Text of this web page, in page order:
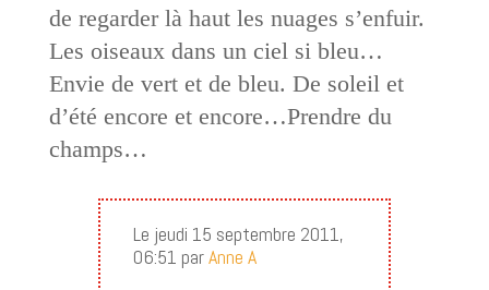
de regarder là haut les nuages s’enfuir.
Les oiseaux dans un ciel si bleu…
Envie de vert et de bleu. De soleil et
d’été encore et encore…Prendre du
champs…
Le jeudi 15 septembre 2011,
06:51 parAnne A